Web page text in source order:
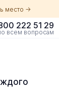
место ->
222 51 29
всем вопросам